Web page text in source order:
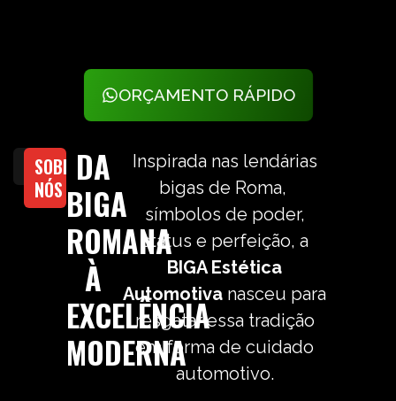
ORÇAMENTO RÁPIDO
SOBRE
NÓS
DA
BIGA
ROMANA
À
EXCELÊNCIA
MODERNA
Inspirada nas lendárias
bigas de Roma,
símbolos de poder,
status e perfeição, a
BIGA Estética
Automotiva nasceu para
resgatar essa tradição
em forma de cuidado
automotivo.